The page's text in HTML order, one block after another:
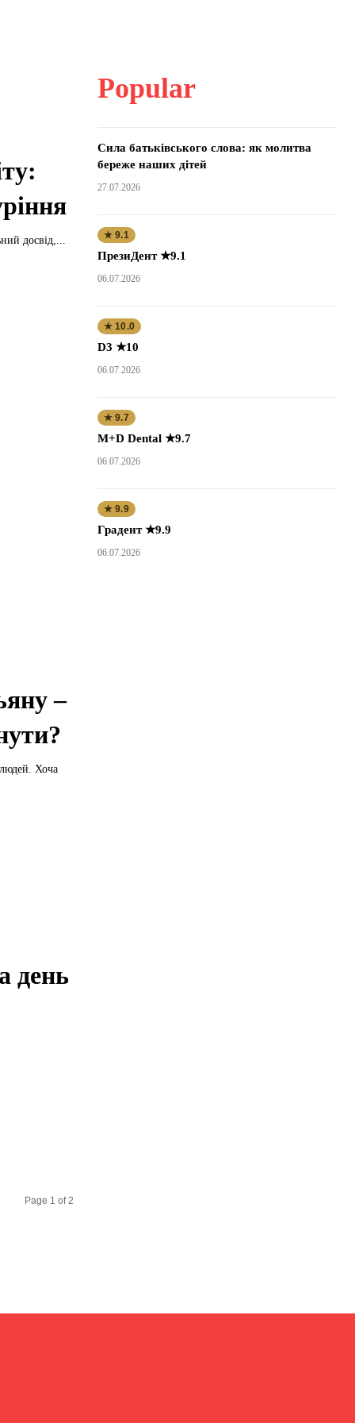
досвід,...
–
Хоча
день
Page 1 of 2
Popular
Сила батьківського слова: як молитва
береже наших дітей
27.07.2026
★ 9.1
ПрезиДент ★9.1
06.07.2026
★ 10.0
D3 ★10
06.07.2026
★ 9.7
M+D Dental ★9.7
06.07.2026
★ 9.9
Градент ★9.9
06.07.2026